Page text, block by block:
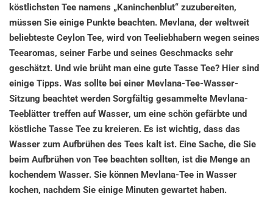
köstlichsten Tee namens „Kaninchenblut“ zuzubereiten,
müssen Sie einige Punkte beachten. Mevlana, der weltweit
beliebteste Ceylon Tee, wird von Teeliebhabern wegen seines
Teearomas, seiner Farbe und seines Geschmacks sehr
geschätzt. Und wie brüht man eine gute Tasse Tee? Hier sind
einige Tipps. Was sollte bei einer Mevlana-Tee-Wasser-
Sitzung beachtet werden Sorgfältig gesammelte Mevlana-
Teeblätter treffen auf Wasser, um eine schön gefärbte und
köstliche Tasse Tee zu kreieren. Es ist wichtig, dass das
Wasser zum Aufbrühen des Tees kalt ist. Eine Sache, die Sie
beim Aufbrühen von Tee beachten sollten, ist die Menge an
kochendem Wasser. Sie können Mevlana-Tee in Wasser
kochen, nachdem Sie einige Minuten gewartet haben.